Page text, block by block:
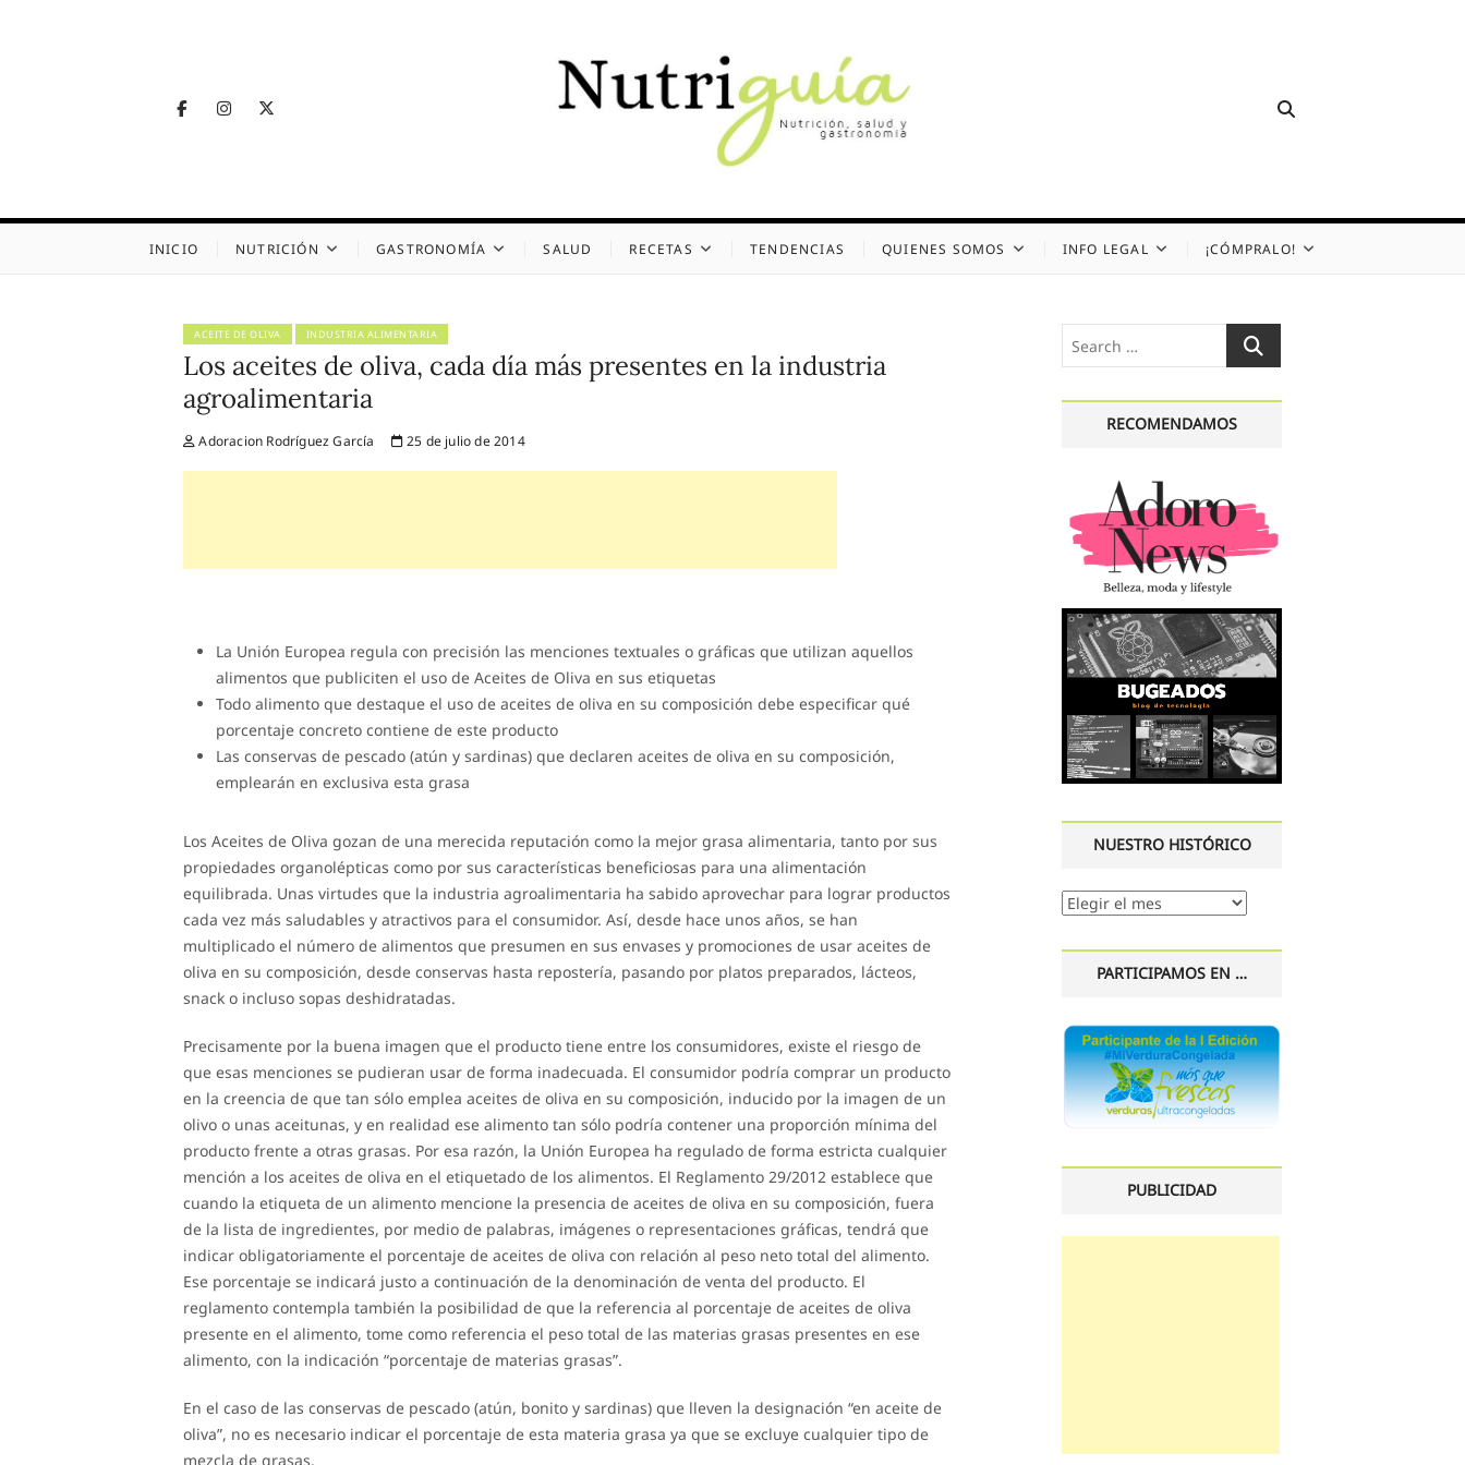
FacebookInstagram
INICIO NUTRICIÓN GASTRONOMÍA SALUD RECETAS TENDENCIAS QUIENES SOMOS INFO LEGAL ¡CÓMPRALO!
ACEITE DE OLIVA INDUSTRIA ALIMENTARIA
Los aceites de oliva, cada día más presentes en la industria
agroalimentaria
Adoracion Rodríguez García 25 de julio de 2014
La Unión Europea regula con precisión las menciones textuales o gráficas que utilizan aquellos
alimentos que publiciten el uso de Aceites de Oliva en sus etiquetas
Todo alimento que destaque el uso de aceites de oliva en su composición debe especificar qué
porcentaje concreto contiene de este producto
Las conservas de pescado (atún y sardinas) que declaren aceites de oliva en su composición,
emplearán en exclusiva esta grasa
Los Aceites de Oliva gozan de una merecida reputación como la mejor grasa alimentaria, tanto por sus
propiedades organolépticas como por sus características beneficiosas para una alimentación
equilibrada. Unas virtudes que la industria agroalimentaria ha sabido aprovechar para lograr productos
cada vez más saludables y atractivos para el consumidor. Así, desde hace unos años, se han
multiplicado el número de alimentos que presumen en sus envases y promociones de usar aceites de
oliva en su composición, desde conservas hasta repostería, pasando por platos preparados, lácteos,
snack o incluso sopas deshidratadas.
Precisamente por la buena imagen que el producto tiene entre los consumidores, existe el riesgo de
que esas menciones se pudieran usar de forma inadecuada. El consumidor podría comprar un producto
en la creencia de que tan sólo emplea aceites de oliva en su composición, inducido por la imagen de un
olivo o unas aceitunas, y en realidad ese alimento tan sólo podría contener una proporción mínima del
producto frente a otras grasas. Por esa razón, la Unión Europea ha regulado de forma estricta cualquier
mención a los aceites de oliva en el etiquetado de los alimentos. El Reglamento 29/2012 establece que
cuando la etiqueta de un alimento mencione la presencia de aceites de oliva en su composición, fuera
de la lista de ingredientes, por medio de palabras, imágenes o representaciones gráficas, tendrá que
indicar obligatoriamente el porcentaje de aceites de oliva con relación al peso neto total del alimento.
Ese porcentaje se indicará justo a continuación de la denominación de venta del producto. El
reglamento contempla también la posibilidad de que la referencia al porcentaje de aceites de oliva
presente en el alimento, tome como referencia el peso total de las materias grasas presentes en ese
alimento, con la indicación “porcentaje de materias grasas”.
En el caso de las conservas de pescado (atún, bonito y sardinas) que lleven la designación “en aceite de
oliva”, no es necesario indicar el porcentaje de esta materia grasa ya que se excluye cualquier tipo de
mezcla de grasas.
Search
…
RECOMENDAMOS
NUESTRO HISTÓRICO
Nuestro
PARTICIPAMOS EN …
PUBLICIDAD